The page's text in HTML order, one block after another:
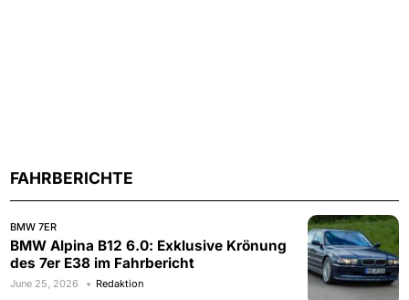
FAHRBERICHTE
BMW 7ER
BMW Alpina B12 6.0: Exklusive Krönung
des 7er E38 im Fahrbericht
June 25, 2026 Redaktion